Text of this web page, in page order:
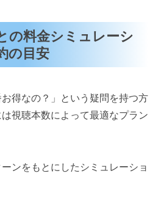
の料金シミュレーシ
の目安
お得なの？」という疑問を持つ方
視聴本数によって最適なプラン
ンをもとにしたシミュレーショ